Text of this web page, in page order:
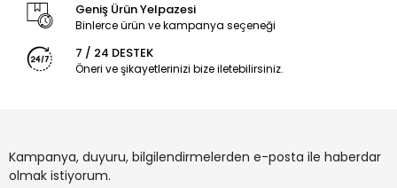
Geniş Ürün Yelpazesi
Binlerce ürün ve kampanya seçeneği
7 / 24 DESTEK
Öneri ve şikayetlerinizi bize iletebilirsiniz.
Kampanya, duyuru, bilgilendirmelerden e-posta ile haberdar
olmak istiyorum.